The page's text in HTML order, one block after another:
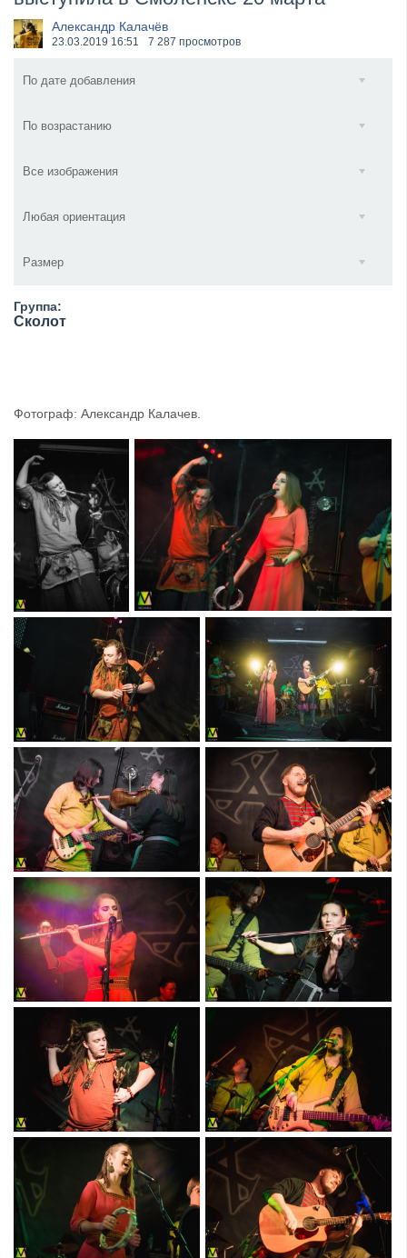
​Anthrax выпустили новый сингл и клип «Everybod...
Александр Калачёв
23.03.2019 16:51 7 287 просмотров
По дате добавления
По возрастанию
Все изображения
Любая ориентация
Размер
Группа:
Сколот
Фотограф: Александр Калачев.